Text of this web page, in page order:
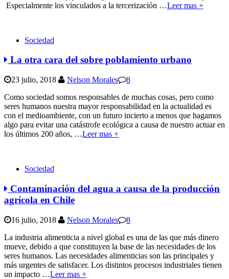
Especialmente los vinculados a la tercerización …Leer mas +
Sociedad
La otra cara del sobre poblamiento urbano
23 julio, 2018 Nelson Morales
8
Como sociedad somos responsables de muchas cosas, pero como
seres humanos nuestra mayor responsabilidad en la actualidad es
con el medioambiente, con un futuro incierto a menos que hagamos
algo para evitar una catástrofe ecológica a causa de nuestro actuar en
los últimos 200 años, …Leer mas +
Sociedad
Contaminación del agua a causa de la producción
agrícola en Chile
16 julio, 2018 Nelson Morales
8
La industria alimenticia a nivel global es una de las que más dinero
mueve, debido a que constituyen la base de las necesidades de los
seres humanos. Las necesidades alimenticias son las principales y
más urgentes de satisfacer. Los distintos procesos industriales tienen
un impacto …Leer mas +